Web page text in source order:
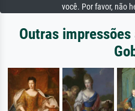
você. Por favor, não
Outras